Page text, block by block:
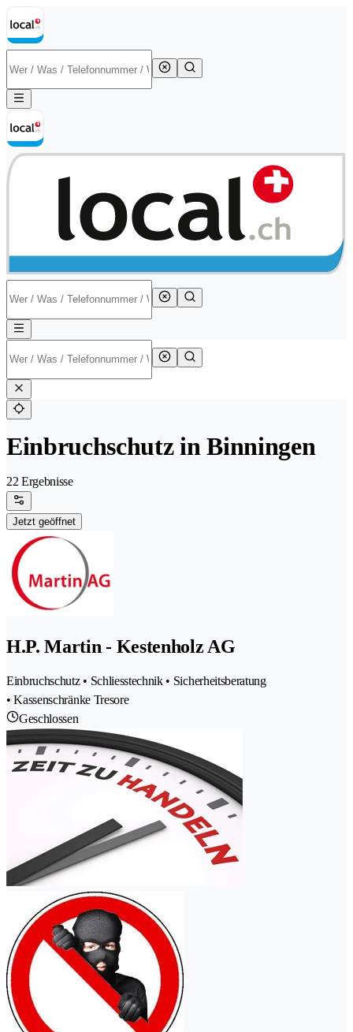
Einbruchschutz in Binningen
22 Ergebnisse
Jetzt geöffnet
H.P. Martin - Kestenholz AG
Einbruchschutz • Schliesstechnik • Sicherheitsberatung
• Kassenschränke Tresore
Geschlossen